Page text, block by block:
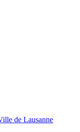
de Lausanne